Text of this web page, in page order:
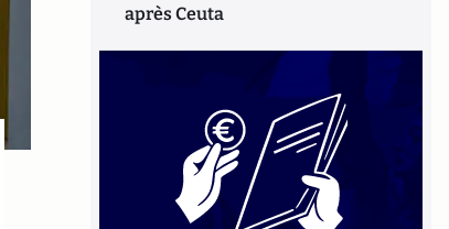
après Ceuta